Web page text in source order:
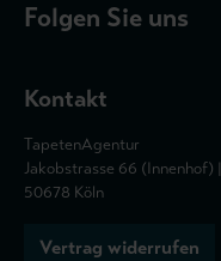
Folgen Sie uns
Kontakt
TapetenAgentur
Jakobstrasse 66 (Innenhof) |
50678 Köln
Vertrag widerrufen